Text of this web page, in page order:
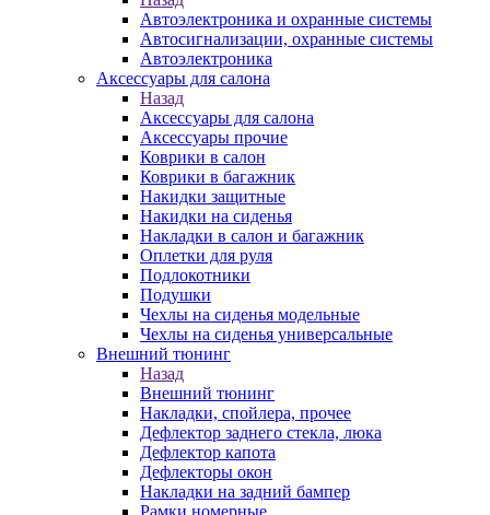
Автоэлектроника и охранные системы
Автосигнализации, охранные системы
Автоэлектроника
Аксессуары для салона
Назад
Аксессуары для салона
Аксессуары прочие
Коврики в салон
Коврики в багажник
Накидки защитные
Накидки на сиденья
Накладки в салон и багажник
Оплетки для руля
Подлокотники
Подушки
Чехлы на сиденья модельные
Чехлы на сиденья универсальные
Внешний тюнинг
Назад
Внешний тюнинг
Накладки, спойлера, прочее
Дефлектор заднего стекла, люка
Дефлектор капота
Дефлекторы окон
Накладки на задний бампер
Рамки номерные